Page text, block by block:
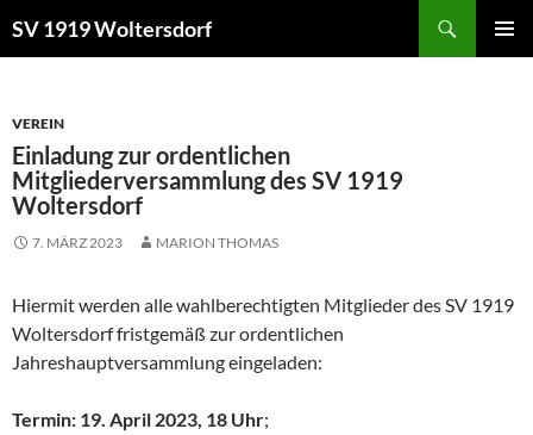
Inhalt
SV 1919 Woltersdorf
VEREIN
Einladung zur ordentlichen
Mitgliederversammlung des SV 1919
Woltersdorf
7. MÄRZ 2023 MARION THOMAS
Hiermit werden alle wahlberechtigten Mitglieder des SV 1919
Woltersdorf fristgemäß zur ordentlichen
Jahreshauptversammlung eingeladen:
Termin: 19. April 2023, 18 Uhr;